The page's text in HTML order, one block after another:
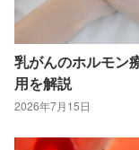
乳がんのホルモン
用を解説
2026年7月15日